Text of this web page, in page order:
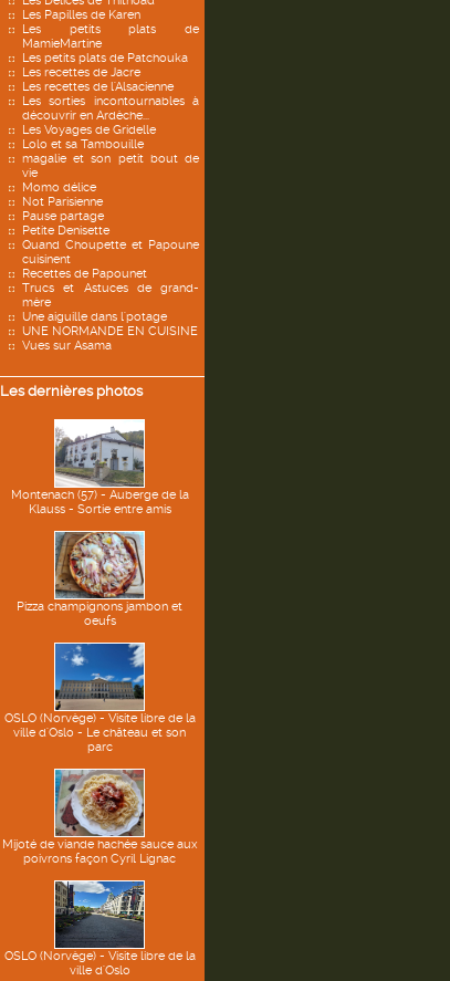
Les Papilles de Karen
Les petits plats de
MamieMartine
Les petits plats de Patchouka
Les recettes de Jacre
Les recettes de l'Alsacienne
Les sorties incontournables à
découvrir en Ardèche...
Les Voyages de Gridelle
Lolo et sa Tambouille
magalie et son petit bout de
vie
Momo délice
Not Parisienne
Pause partage
Petite Denisette
Quand Choupette et Papoune
cuisinent
Recettes de Papounet
Trucs et Astuces de grand-
mère
Une aiguille dans l'potage
UNE NORMANDE EN CUISINE
Vues sur Asama
Les dernières photos
Montenach (57) - Auberge de la
Klauss - Sortie entre amis
Pizza champignons jambon et
oeufs
OSLO (Norvège) - Visite libre de la
ville d'Oslo - Le château et son
parc
Mijoté de viande hachée sauce aux
poivrons façon Cyril Lignac
OSLO (Norvège) - Visite libre de la
ville d'Oslo